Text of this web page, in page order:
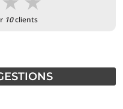
10clients